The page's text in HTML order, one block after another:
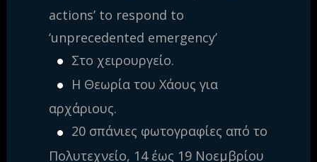
actions’ to respond to
‘unprecedented emergency’
Στο χειρουργείο.
Η Θεωρία του Χάους για
αρχάριους.
20 σπάνιες φωτογραφίες από το
Πολυτεχνείο, 14 έως 19 Νοεμβρίου